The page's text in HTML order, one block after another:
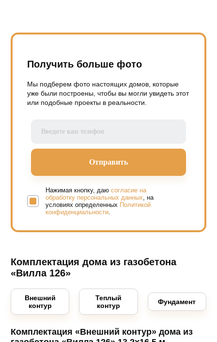
Получить больше фото
Мы подберем фото настоящих домов, которые
уже были построены, чтобы вы могли увидеть этот
или подобные проекты в реальности.
Нажимая кнопку, даюсогласие на
обработку персональных данных , на
условиях определенных Политикой
конфиденциальности
Комплектация дома из газобетона
«Вилла 126»
Внешний
контур
Теплый
контур
Фундамент
Комплектация «Внешний контур» дома из